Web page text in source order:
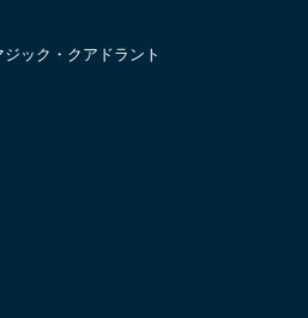
ック・クアドラント